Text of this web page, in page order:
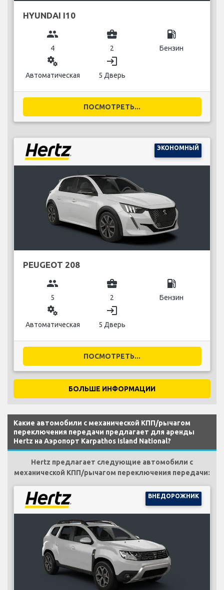
HYUNDAI I10
group
4
business_center
2
local_gas_station
Бензин
miscellaneous_services
Автоматическая
login
5 Дверь
ПОСМОТРЕТЬ...
ЭКОНОМНЫЙ
PEUGEOT 208
group
5
business_center
2
local_gas_station
Бензин
miscellaneous_services
Автоматическая
login
5 Дверь
ПОСМОТРЕТЬ...
БОЛЬШЕ ИНФОРМАЦИИ
Какие автомобили с механической КПП/рычагом
переключения передачи предлагает для аренды
Hertz на Аэропорт Karpathos Island National?
Hertz предлагает следующие автомобили с
механической КПП/рычагом переключения передачи:
ВНЕДОРОЖНИК